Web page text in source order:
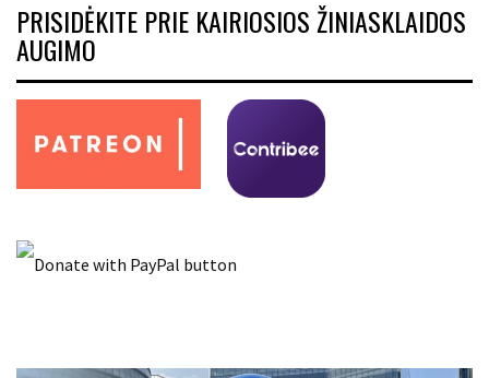
PRISIDĖKITE PRIE KAIRIOSIOS ŽINIASKLAIDOS
AUGIMO